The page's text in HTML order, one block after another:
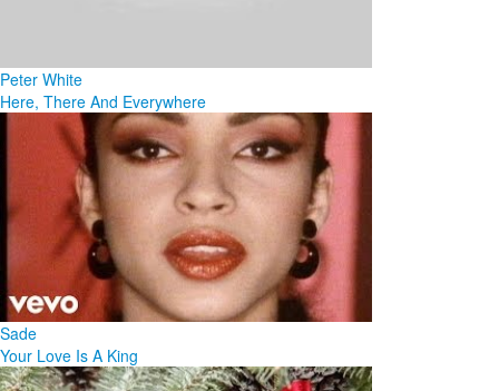
Peter White
Here, There And Everywhere
Sade
Your Love Is A King